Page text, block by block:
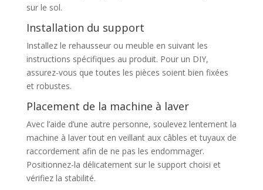
sur le sol.
Installation du support
Installez le rehausseur ou meuble en suivant les
instructions spécifiques au produit. Pour un DIY,
assurez-vous que toutes les pièces soient bien fixées
et robustes.
Placement de la machine à laver
Avec l’aide d’une autre personne, soulevez lentement la
machine à laver tout en veillant aux câbles et tuyaux de
raccordement afin de ne pas les endommager.
Positionnez-la délicatement sur le support choisi et
vérifiez la stabilité.